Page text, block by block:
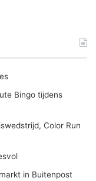
Bingo tijdens
Color Run
in Buitenpost